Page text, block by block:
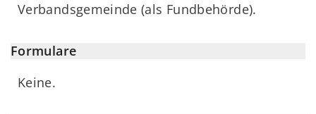
Verbandsgemeinde (als Fundbehörde).
Formulare
Keine.